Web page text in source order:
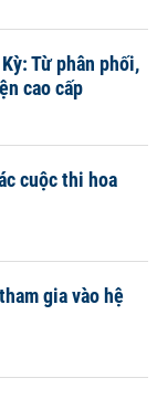
Từ phân phối,
cao cấp
cuộc thi hoa
gia vào hệ